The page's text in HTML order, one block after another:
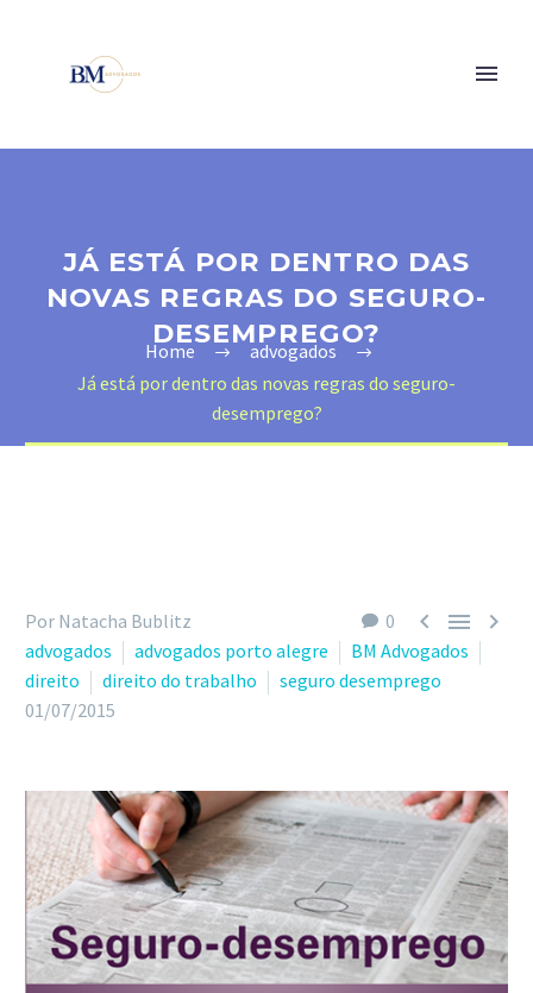
JÁ ESTÁ POR DENTRO DAS
NOVAS REGRAS DO SEGURO-
DESEMPREGO?
Home
advogados
Já está por dentro das novas regras do seguro-
desemprego?
0   
Por Natacha Bublitz
advogados
advogados porto alegre
BM Advogados
direito
direito do trabalho
seguro desemprego
01/07/2015